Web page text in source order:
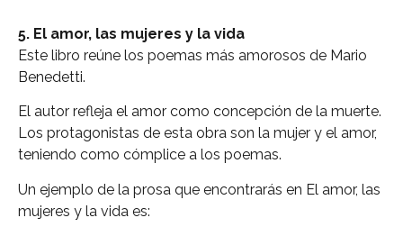
5. El amor, las mujeres y la vida
Este libro reúne los poemas más amorosos de Mario
Benedetti.
El autor refleja el amor como concepción de la muerte.
Los protagonistas de esta obra son la mujer y el amor,
teniendo como cómplice a los poemas.
Un ejemplo de la prosa que encontrarás en El amor, las
mujeres y la vida es: